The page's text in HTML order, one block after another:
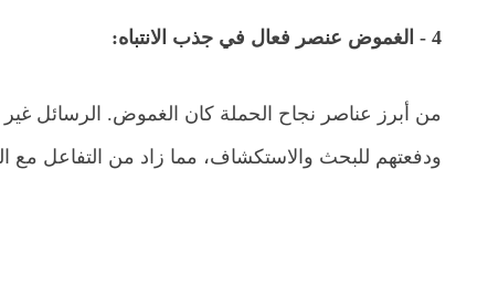
4 - الغموض عنصر فعال في جذب الانتباه:
من أبرز عناصر نجاح الحملة كان الغموض. الرسائل
ودفعتهم للبحث والاستكشاف، مما زاد من التفاعل مع